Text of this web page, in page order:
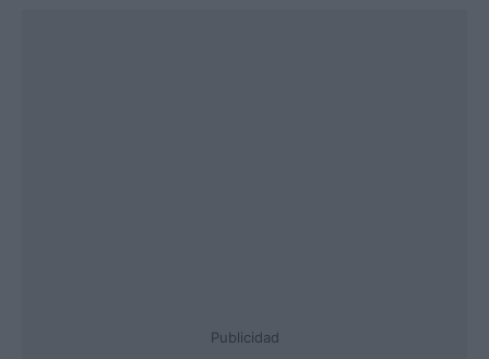
Publicidad